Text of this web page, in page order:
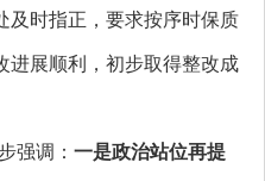
及时指正，要求按序时保质
进展顺利，初步取得整改成
强调：一是政治站位再提